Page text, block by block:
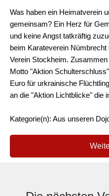
Was haben ein Heimatverein
gemeinsam? Ein Herz für
und keine Angst tatkräftig
beim Karateverein
Verein Stockheim.
Motto "Aktion
Euro für urkrainische
an die "Aktion Lichtblicke" die
Kategorie(n): Aus unseren